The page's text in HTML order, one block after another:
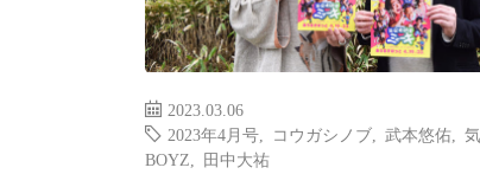
2023.03.06
2023年4月号
コウガシノブ 武本悠佑
BOYZ
田中大祐